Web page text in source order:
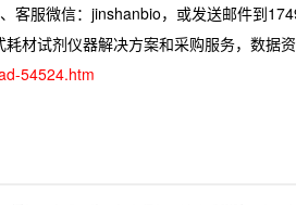
客服微信：jinshanbio，或发送邮件到
材试剂仪器解决方案和采购服务，数据资
54524.htm